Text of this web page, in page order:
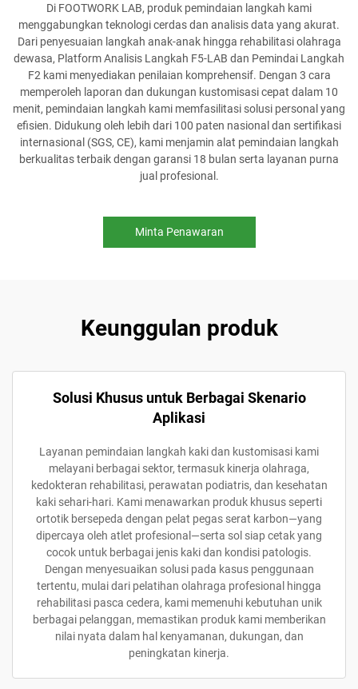
Di FOOTWORK LAB, produk pemindaian langkah kami
menggabungkan teknologi cerdas dan analisis data yang akurat.
Dari penyesuaian langkah anak-anak hingga rehabilitasi olahraga
dewasa, Platform Analisis Langkah F5-LAB dan Pemindai Langkah
F2 kami menyediakan penilaian komprehensif. Dengan 3 cara
memperoleh laporan dan dukungan kustomisasi cepat dalam 10
menit, pemindaian langkah kami memfasilitasi solusi personal yang
efisien. Didukung oleh lebih dari 100 paten nasional dan sertifikasi
internasional (SGS, CE), kami menjamin alat pemindaian langkah
berkualitas terbaik dengan garansi 18 bulan serta layanan purna
jual profesional.
Minta Penawaran
Keunggulan produk
Solusi Khusus untuk Berbagai Skenario
Aplikasi
Layanan pemindaian langkah kaki dan kustomisasi kami
melayani berbagai sektor, termasuk kinerja olahraga,
kedokteran rehabilitasi, perawatan podiatris, dan kesehatan
kaki sehari-hari. Kami menawarkan produk khusus seperti
ortotik bersepeda dengan pelat pegas serat karbon—yang
dipercaya oleh atlet profesional—serta sol siap cetak yang
cocok untuk berbagai jenis kaki dan kondisi patologis.
Dengan menyesuaikan solusi pada kasus penggunaan
tertentu, mulai dari pelatihan olahraga profesional hingga
rehabilitasi pasca cedera, kami memenuhi kebutuhan unik
berbagai pelanggan, memastikan produk kami memberikan
nilai nyata dalam hal kenyamanan, dukungan, dan
peningkatan kinerja.